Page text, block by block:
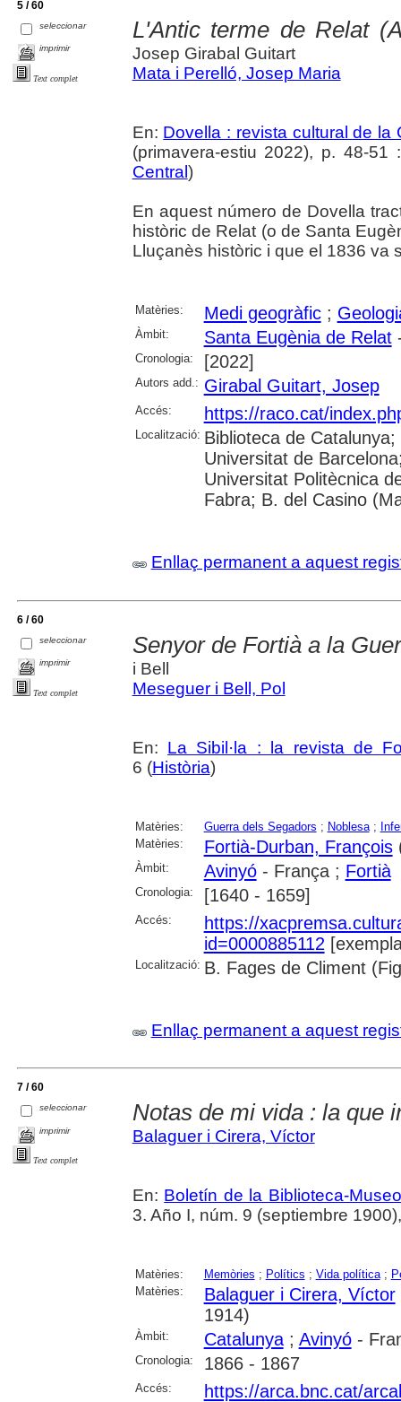
5 / 60
seleccionar
imprimir
Text complet
L'Antic terme de Relat
Josep Girabal Guitart
Mata i Perelló, Josep Maria
En: Dovella : revista cultural de la
(primavera-estiu 2022), p. 48-51
Central)
En aquest número de Dovella
històric de Relat (o de Santa
Lluçanès històric i que el 1836 va
Matèries: Medi geogràfic;
Àmbit: Santa Eugènia de Relat
Cronologia: [2022]
Autors add.: Girabal Guitart, Josep
Accés: https://raco.cat/
Localització: Biblioteca de
Universitat de
Universitat Politècnica
Fabra; B. del Casino
Enllaç permanent a aquest
6 / 60
seleccionar
imprimir
Text complet
Senyor de Fortià a la
i Bell
Meseguer i Bell, Pol
En: La Sibil·la : la revista de
6 (Història)
Matèries: Guerra dels Segadors ; Noblesa;
Matèries:
Fortià-Durban, François
Àmbit: Avinyó- França ; Fortià
Cronologia: [1640 - 1659]
Accés:
https://
id=0000885112
Localització: B. Fages de Climent
Enllaç permanent a aquest
7 / 60
seleccionar
imprimir
Text complet
Notas de mi vida : la que
Balaguer i Cirera, Víctor
En: Boletín de la Biblioteca-
3. Año I, núm. 9 (septiembre
Matèries: Memòries ; Polítics ; Vida política;
Matèries:
Balaguer i Cirera, Víctor
1914)
Àmbit: Catalunya; Avinyó-
Cronologia: 1866 - 1867
Accés:
https://arca.bnc.cat/